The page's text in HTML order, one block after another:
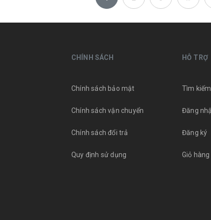
CHÍNH SÁCH
Chính sách bảo mật
Chính sách vận chuyển
Chính sách đổi trả
Quy định sử dụng
HỖ TRỢ
Tìm kiếm
Đăng
Đăng ký
Giỏ hàng